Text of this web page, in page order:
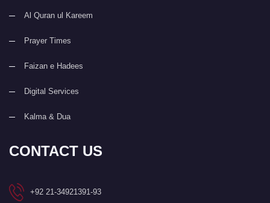
Al Quran ul Kareem
Prayer Times
Faizan e Hadees
Digital Services
Kalma & Dua
CONTACT US
+92 21-34921391-93